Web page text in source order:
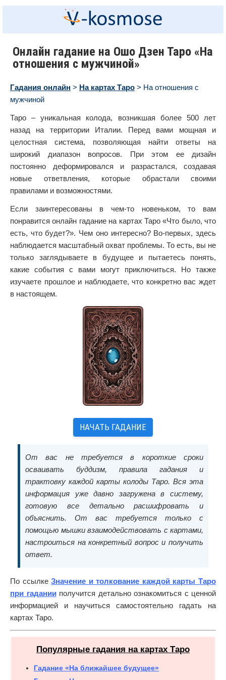
Онлайн гадание на Ошо Дзен Таро «На
отношения с мужчиной»
Гадания онлайн > На картах Таро > На отношения с
мужчиной
Таро – уникальная колода, возникшая более 500 лет
назад на территории Италии. Перед вами мощная и
целостная система, позволяющая найти ответы на
широкий диапазон вопросов. При этом ее дизайн
постоянно деформировался и разрастался, создавая
новые ответвления, которые обрастали своими
правилами и возможностями.
Если заинтересованы в чем-то новеньком, то вам
понравится онлайн гадание на картах Таро «Что было, что
есть, что будет?». Чем оно интересно? Во-первых, здесь
наблюдается масштабный охват проблемы. То есть, вы не
только заглядываете в будущее и пытаетесь понять,
какие события с вами могут приключиться. Но также
изучаете прошлое и наблюдаете, что конкретно вас ждет
в настоящем.
НАЧАТЬ ГАДАНИЕ
От вас не требуется в короткие сроки
осваивать буддизм, правила гадания и
трактовку каждой карты колоды Таро. Вся эта
информация уже давно загружена в систему,
готовую все детально расшифровать и
объяснить. От вас требуется только с
помощью мышки взаимодействовать с картами,
настроиться на конкретный вопрос и получить
ответ.
По ссылкеЗначение и толкование каждой карты Таро
при гаданииполучится детально ознакомиться с ценной
информацией и научиться самостоятельно гадать на
картах Таро.
Популярные гадания на картах Таро
Гадание «На ближайшее будущее»